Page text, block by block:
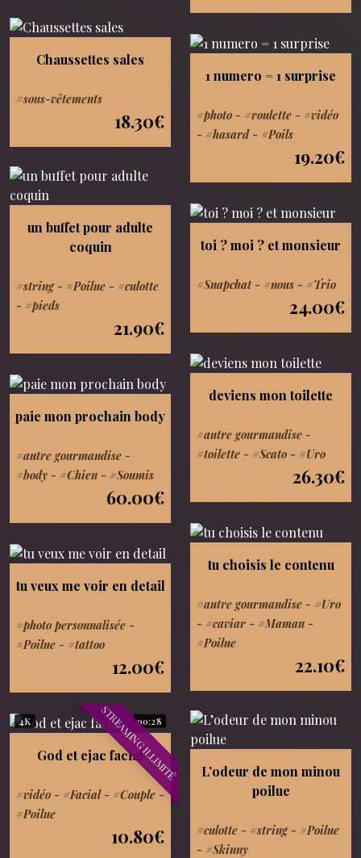
Chaussettes sales
#sous-vêtements
18.30€
1 numero = 1 surprise
#photo - #roulette - #vidéo
- #hasard - #Poils
19.20€
un buffet pour adulte
coquin
#string - #Poilue - #culotte
- #pieds
21.90€
toi ? moi ? et monsieur
#Snapchat - #nous - #Trio
24.00€
deviens mon toilette
#autre gourmandise -
#toilette - #Scato - #Uro
26.30€
paie mon prochain body
#autre gourmandise -
#body - #Chien - #Soumis
60.00€
tu choisis le contenu
#autre gourmandise - #Uro
- #caviar - #Maman -
#Poilue
22.10€
tu veux me voir en detail
#photo personnalisée -
#Poilue - #tattoo
12.00€
L’odeur de mon minou
poilue
#culotte - #string - #Poilue
- #Skinny
STREAMING ILLIMITÉ
00:28
4K
God et ejac facial
#vidéo - #Facial - #Couple -
#Poilue
10.80€